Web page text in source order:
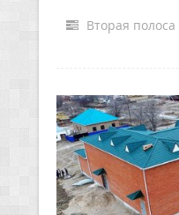
Вторая полоса